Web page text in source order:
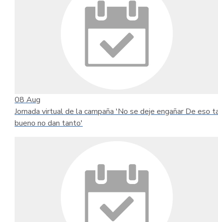
08 Aug
Jornada virtual de la campaña 'No se deje engañar De eso
bueno no dan tanto'